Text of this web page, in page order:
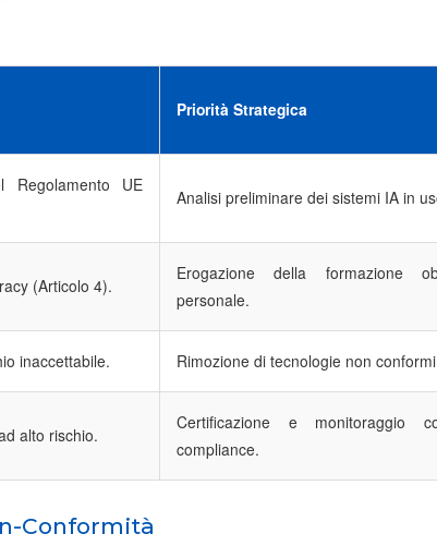
Priorità Strategica
Regolamento UE
Analisi preliminare dei sistemi IA in
(Articolo 4).
Erogazione della formazione
personale.
inaccettabile. Rimozione di tecnologie non
alto rischio.
Certificazione e monitoraggio
compliance.
Conformità